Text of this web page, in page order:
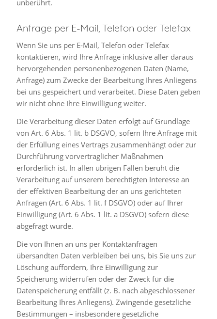
unberührt.
Anfrage per E-Mail, Telefon oder Telefax
Wenn Sie uns per E-Mail, Telefon oder Telefax
kontaktieren, wird Ihre Anfrage inklusive aller daraus
hervorgehenden personenbezogenen Daten (Name,
Anfrage) zum Zwecke der Bearbeitung Ihres Anliegens
bei uns gespeichert und verarbeitet. Diese Daten geben
wir nicht ohne Ihre Einwilligung weiter.
Die Verarbeitung dieser Daten erfolgt auf Grundlage
von Art. 6 Abs. 1 lit. b DSGVO, sofern Ihre Anfrage mit
der Erfüllung eines Vertrags zusammenhängt oder zur
Durchführung vorvertraglicher Maßnahmen
erforderlich ist. In allen übrigen Fällen beruht die
Verarbeitung auf unserem berechtigten Interesse an
der effektiven Bearbeitung der an uns gerichteten
Anfragen (Art. 6 Abs. 1 lit. f DSGVO) oder auf Ihrer
Einwilligung (Art. 6 Abs. 1 lit. a DSGVO) sofern diese
abgefragt wurde.
Die von Ihnen an uns per Kontaktanfragen
übersandten Daten verbleiben bei uns, bis Sie uns zur
Löschung auffordern, Ihre Einwilligung zur
Speicherung widerrufen oder der Zweck für die
Datenspeicherung entfällt (z. B. nach abgeschlossener
Bearbeitung Ihres Anliegens). Zwingende gesetzliche
Bestimmungen – insbesondere gesetzliche